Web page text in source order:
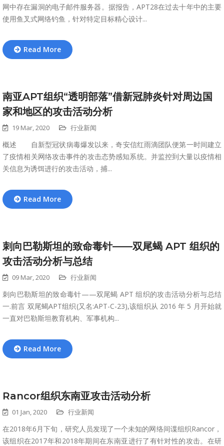
网中存在漏洞的电子邮件服务器。据报告，APT28在过去十年中的主要
使用鱼叉式网络钓鱼，针对特定目标精心设计...
Read More
南亚APT组织“透明部落”借新冠肺炎针对周边国
家和地区的攻击活动分析
19 Mar, 2020 行业新闻
概述 自新型冠状病毒爆发以来，奇安信红雨滴团队便第一时间建立
了疫情相关网络攻击事件的攻击态势感知系统。并监控到大量以疫情相
关信息为诱饵进行的攻击活动，捕...
Read More
刺向巴勒斯坦的致命毒针——双尾蝎 APT 组织的
攻击活动分析与总结
09 Mar, 2020 行业新闻
刺向巴勒斯坦的致命毒针——双尾蝎 APT 组织的攻击活动分析与总结
一.前言 双尾蝎APT组织(又名:APT-C-23),该组织从 2016 年 5 月开始就
一直对巴勒斯坦教育机构、军事机构...
Read More
Rancor组织东南亚攻击活动分析
01 Jan, 2020 行业新闻
在2018年6月下旬，研究人员发现了一个未知的网络间谍组织Rancor，
该组织在2017年和2018年期间在东南亚进行了有针对性的攻击。在研